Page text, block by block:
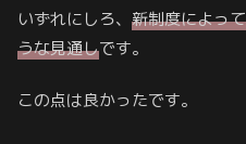
いずれにしろ、 新制度によっ
うな見通しです。
この点は良かったです。